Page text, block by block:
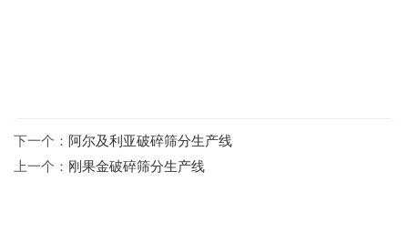
下一个： 阿尔及利亚破碎筛分生产线
上一个： 刚果金破碎筛分生产线